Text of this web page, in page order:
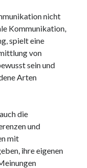
nicht
Kommunikation,
spielt eine
von
sein und
Arten
die
und
mit
ihre eigenen